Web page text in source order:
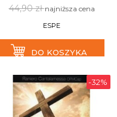
44,90 złnajniższa cena
ESPE
DO KOSZYKA
-32%